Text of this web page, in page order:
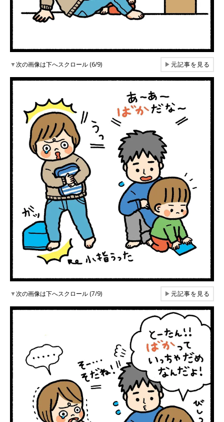
▼次の画像は下へスクロール (6/9) ▶元記事を見る
▼次の画像は下へスクロール (7/9) ▶元記事を見る